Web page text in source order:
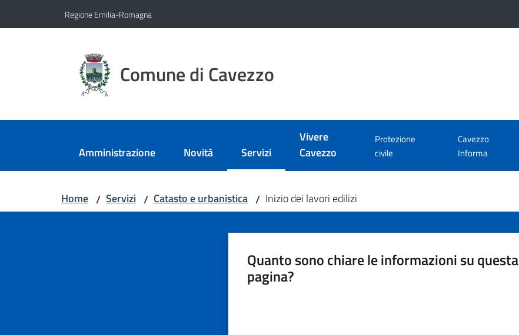
Regione Emilia-Romagna
Comune di Cavezzo
Amministrazione Novità Servizi
Menu selezionato
Vivere
Cavezzo
Protezione
civile
Cavezzo
Informa
Home / Servizi / Catasto e urbanistica / Inizio dei lavori edilizi
Quanto sono chiare le informazioni su questa
pagina?